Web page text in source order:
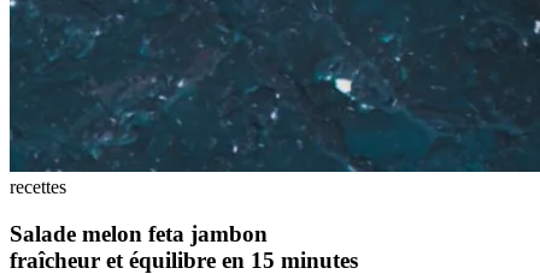
recettes
Salade melon feta jambon
fraîcheur et équilibre en 15 minutes